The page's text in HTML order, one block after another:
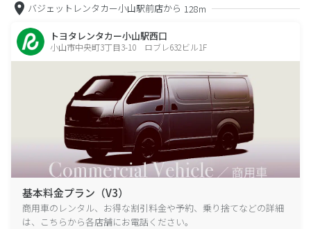
バジェットレンタカー小山駅前店から 128m
トヨタレンタカー小山駅西口
小山市中央町3丁目3-10 ロブレ632ビル1F
基本料金プラン（V3）
商用車のレンタル、お得な割引料金や予約、乗り捨てなどの詳細
は、こちらから各店舗にお電話ください。